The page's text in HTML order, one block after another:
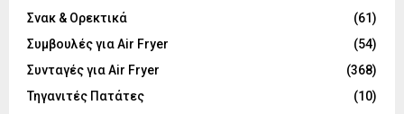
Σνακ & Ορεκτικά
(61)
Συμβουλές για Air Fryer
(54)
Συνταγές για Air Fryer
(368)
Τηγανιτές Πατάτες
(10)